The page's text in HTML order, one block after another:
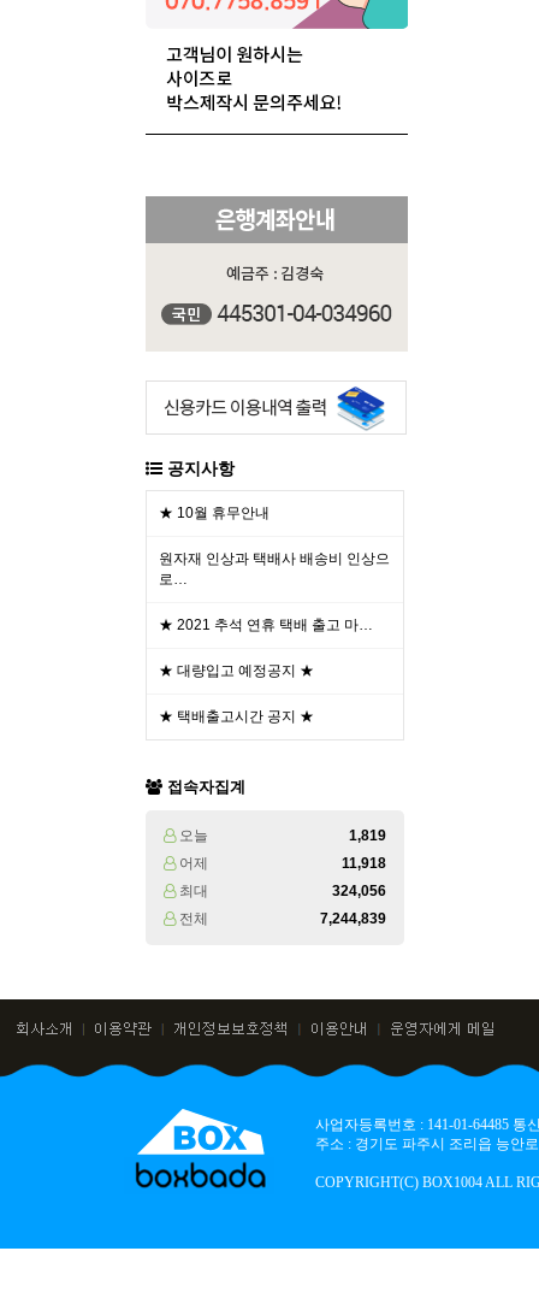
공지사항
★ 10월 휴무안내
원자재 인상과 택배사 배송비 인상으
로…
★ 2021 추석 연휴 택배 출고 마…
★ 대량입고 예정공지 ★
★ 택배출고시간 공지 ★
접속자집계
오늘
1,819
어제
11,918
최대
324,056
전체
7,244,839
사업자등록번호 : 141-01-64485
주소 : 경기도 파주시 조리읍 능안
COPYRIGHT(C) BOX1004 ALL